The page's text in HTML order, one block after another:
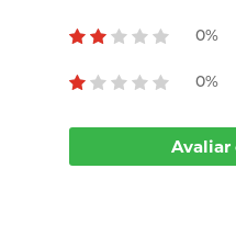
0%
0%
Avaliar